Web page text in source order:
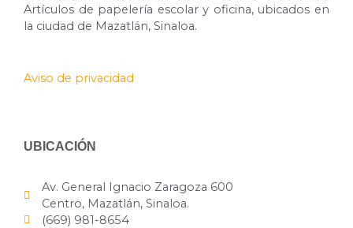
Artículos de papelería escolar y oficina, ubicados en
la ciudad de Mazatlán, Sinaloa.
Aviso de privacidad
UBICACIÓN
Av. General Ignacio Zaragoza 600
Centro, Mazatlán, Sinaloa.
(669) 981-8654